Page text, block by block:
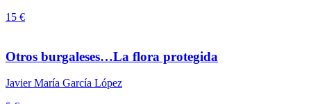
15 €
Otros burgaleses…La flora protegida
Javier María García López